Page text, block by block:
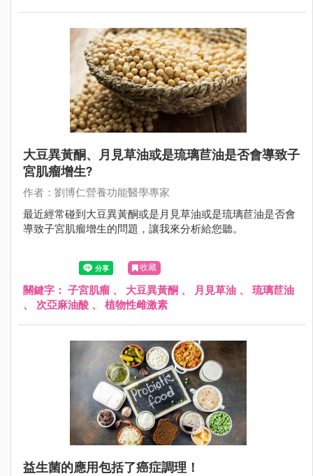
大豆異黃酮、月見草油或是琉璃苣油是否會導致子
宮肌瘤增生?
作者：劉博仁營養功能醫學專家
最近經常碰到大豆異黃酮或是月見草油或是琉璃苣油是否會
導致子宮肌瘤增生的問題，讓我來分析給您聽。
收藏
關鍵字： 子宮肌瘤 、 大豆異黃酮 、 月見草油 、 琉璃苣油
、 次亞麻油酸 、 植物性雌激素
益生菌的應用包括了癌症調理！